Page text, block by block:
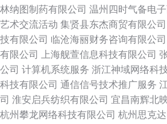
林纳图制药有限公司 温州四时气备电
艺术交流活动 集贤县东杰商贸有限公司
技有限公司 临沧海丽财务咨询有限公司
有限公司
上海舰萱信息科技有限公司
公司 计算机系统服务 浙江神域网络科
科技有限公司 通信信号技术推广服务
司 淮安启兵纺织有限公司 宜昌南辉北
杭州攀龙网络科技有限公司 杭州思克